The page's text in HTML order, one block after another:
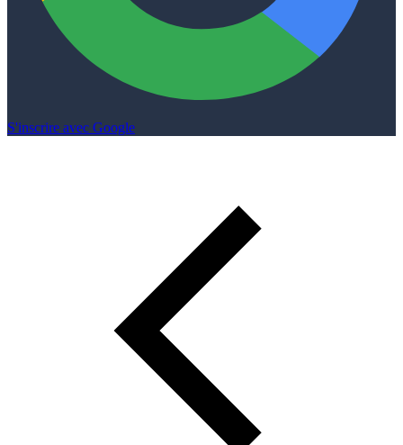
S'inscrire avec Google